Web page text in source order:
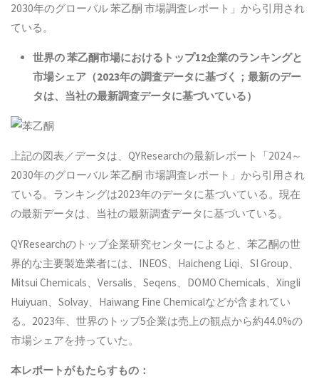
2030年のグローバル 苯乙酮 市場調査レポート」から引用され
ている。
世界の苯乙酮市場におけるトップ12企業のランキングと
市場シェア（2023年の調査データに基づく；最新のデー
タは、 当社の最新調査データに基づいている）
上記の図表／データは、QYResearchの最新レポート「2024～
2030年のグローバル 苯乙酮 市場調査レポート」から引用され
ている。ランキングは2023年のデータに基づいている。現在
の最新データは、当社の最新調査データに基づいている。
QYResearchのトップ企業研究センターによると、苯乙酮の世
界的な主要製造業者には、INEOS、Haicheng Liqi、SI Group、
Mitsui Chemicals、Versalis、Seqens、DOMO Chemicals、Xingli
Huiyuan、Solvay、Haiwang Fine Chemicalなどが含まれてい
る。2023年、世界のトップ5企業は売上の観点から約44.0%の
市場シェアを持っていた。
本レポートがもたらすもの：